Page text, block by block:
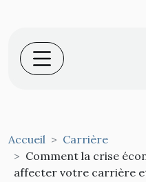
Accueil
Carrière
Comment la crise
affecter votre carrière